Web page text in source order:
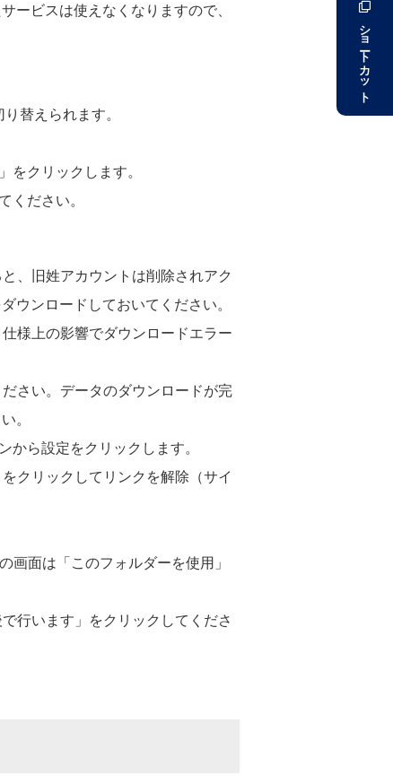
ービスは使えなくなりますので、
替えられます。
をクリックします。
ください。
、旧姓アカウントは削除されアク
ウンロードしておいてください。
様上の影響でダウンロードエラー
さい。データのダウンロードが完
。
ら設定をクリックします。
クリックしてリンクを解除（サイ
画面は「このフォルダーを使用」
行います」をクリックしてくださ
ショートカット